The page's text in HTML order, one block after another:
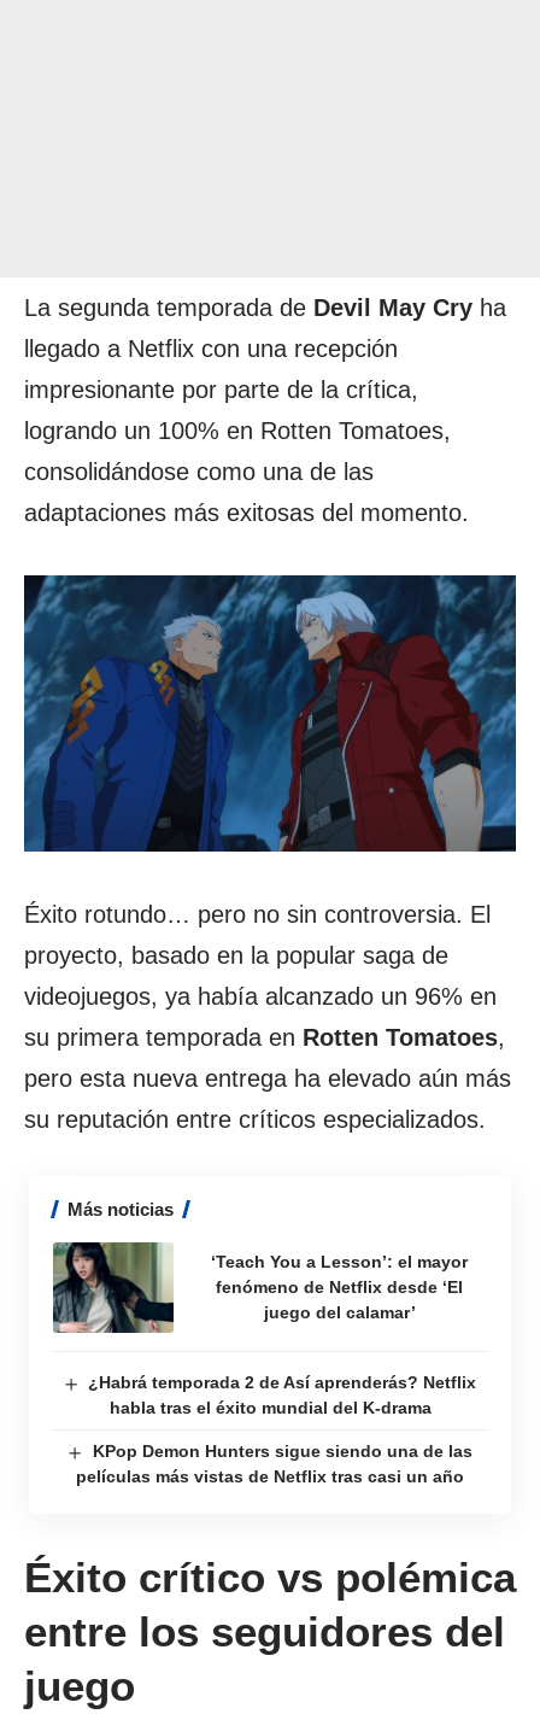
La segunda temporada de Devil May Cry ha
llegado a Netflix con una recepción
impresionante por parte de la crítica,
logrando un 100% en Rotten Tomatoes,
consolidándose como una de las
adaptaciones más exitosas del momento.
Éxito rotundo… pero no sin controversia. El
proyecto, basado en la popular saga de
videojuegos, ya había alcanzado un 96% en
su primera temporada en Rotten Tomatoes,
pero esta nueva entrega ha elevado aún más
su reputación entre críticos especializados.
Más noticias
‘Teach You a Lesson’: el mayor
fenómeno de Netflix desde ‘El
juego del calamar’
¿Habrá temporada 2 de Así aprenderás? Netflix
habla tras el éxito mundial del K-drama
KPop Demon Hunters sigue siendo una de las
películas más vistas de Netflix tras casi un año
Éxito crítico vs polémica
entre los seguidores del
juego